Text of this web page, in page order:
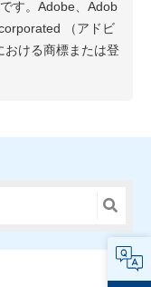
す。Adobe、Adob
（アドビ
おける商標または登